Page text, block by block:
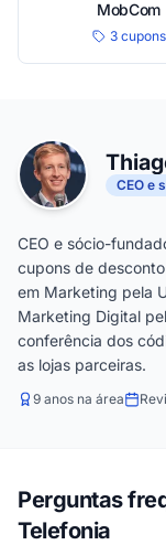
MobCom
3 cupons
CEO e
CEO e sócio-
cupons de
em Marketing pela
Marketing Digital
conferência dos
as lojas parceiras.
9 anos na área
Perguntas
Telefonia